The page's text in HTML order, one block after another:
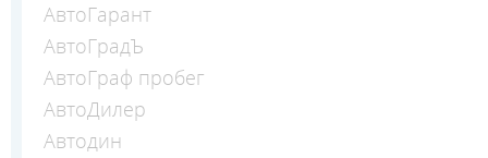
АвтоГарант
АвтоГрадЪ
АвтоГраф пробег
АвтоДилер
Автодин